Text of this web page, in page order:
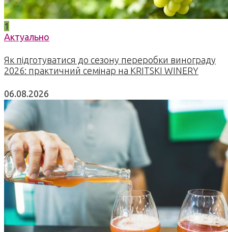
1
Актуально
Як підготуватися до сезону переробки винограду
2026: практичний семінар на KRITSKI WINERY
06.08.2026